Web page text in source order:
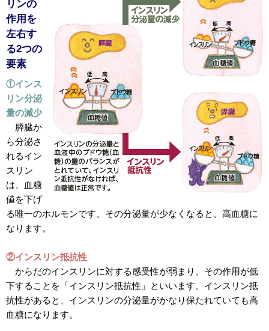
リンの
作用を
左右す
る2つの
要素
①インス
リン分泌
量の減少
膵臓か
ら分泌さ
れるイン
スリン
は、血糖
値を下げ
る唯一のホルモンです。その分泌量が少なくなると、高血糖に
なります。
②インスリン抵抗性
からだのインスリンに対する感受性が弱まり、その作用が低
下することを「インスリン抵抗性」といいます。インスリン抵
抗性があると、インスリンの分泌量がかなり保たれていても高
血糖になります。